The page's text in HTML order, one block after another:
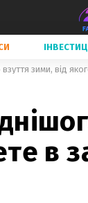
зими, від
в